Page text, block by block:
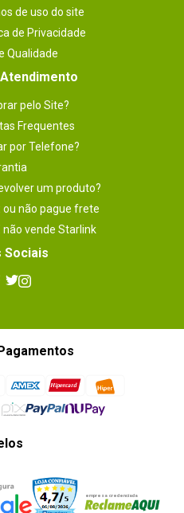
de uso do site
de Privacidade
Qualidade
pelo Site?
Frequentes
por Telefone?
um produto?
ou não pague frete
não vende Starlink
Sociais